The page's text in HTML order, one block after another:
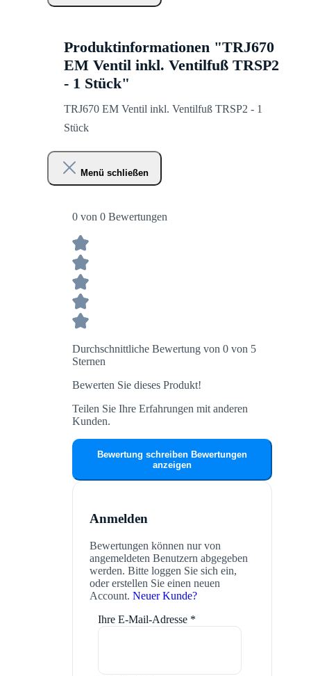
Produktinformationen "TRJ670
EM Ventil inkl. Ventilfuß TRSP2
- 1 Stück"
TRJ670 EM Ventil inkl. Ventilfuß TRSP2 - 1
Stück
Menü schließen
0 von 0 Bewertungen
Durchschnittliche Bewertung von 0 von 5
Sternen
Bewerten Sie dieses Produkt!
Teilen Sie Ihre Erfahrungen mit anderen
Kunden.
Bewertung schreiben Bewertungen
anzeigen
Anmelden
Bewertungen können nur von
angemeldeten Benutzern abgegeben
werden. Bitte loggen Sie sich ein,
oder erstellen Sie einen neuen
Account. Neuer Kunde?
Ihre E-Mail-Adresse *